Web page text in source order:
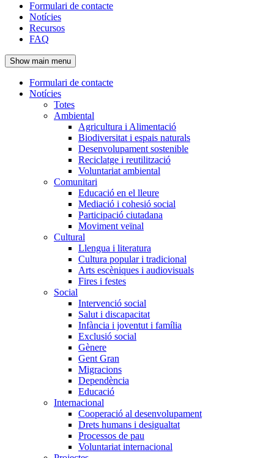
Navegació
principal
de
l'encapçalament
Formulari de contacte
Notícies
Recursos
FAQ
Show main menu
Navegació
principal
Formulari de contacte
Notícies
Totes
Ambiental
Agricultura i Alimentació
Biodiversitat i espais naturals
Desenvolupament sostenible
Reciclatge i reutilització
Voluntariat ambiental
Comunitari
Educació en el lleure
Mediació i cohesió social
Participació ciutadana
Moviment veïnal
Cultural
Llengua i literatura
Cultura popular i tradicional
Arts escèniques i audiovisuals
Fires i festes
Social
Intervenció social
Salut i discapacitat
Infància i joventut i família
Exclusió social
Gènere
Gent Gran
Migracions
Dependència
Educació
Internacional
Cooperació al desenvolupament
Drets humans i desigualtat
Processos de pau
Voluntariat internacional